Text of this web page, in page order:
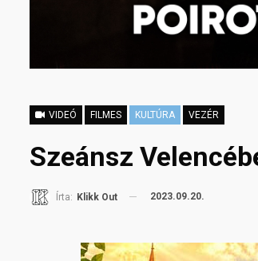
VIDEÓ FILMES KULTÚRA VEZÉR
Szeánsz
Írta: Klikk Out 2023.09.20.